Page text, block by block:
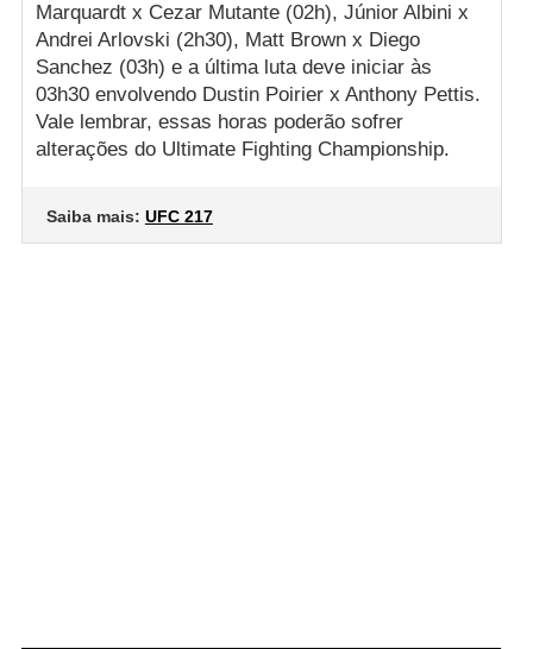
Marquardt x Cezar Mutante (02h), Júnior Albini x
Andrei Arlovski (2h30), Matt Brown x Diego
Sanchez (03h) e a última luta deve iniciar às
03h30 envolvendo Dustin Poirier x Anthony Pettis.
Vale lembrar, essas horas poderão sofrer
alterações do Ultimate Fighting Championship.
Saiba mais: UFC 217